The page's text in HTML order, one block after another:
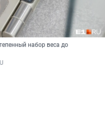
набор веса до